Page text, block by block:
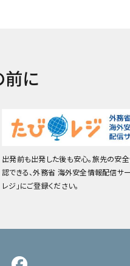
前に
出発前も出発した後も安心。旅先の安
認できる、外務省 海外安全情報配信サ
レジ」にご登録ください。